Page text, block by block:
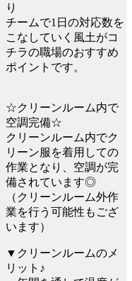
り
チームで1日の対応数を
こなしていく風土がコ
チラの職場のおすすめ
ポイントです。
☆クリーンルーム内で
空調完備☆
クリーンルーム内でク
リーン服を着用しての
作業となり、空調が完
備されています◎
（クリーンルーム外作
業を行う可能性もござ
います）
▼クリーンルームのメ
リット♪